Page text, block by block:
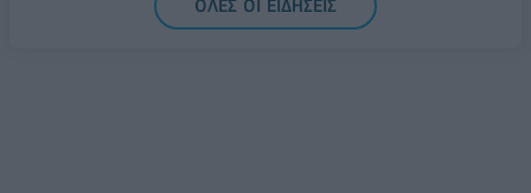
ΟΛΕΣ ΟΙ ΕΙΔΗΣΕΙΣ